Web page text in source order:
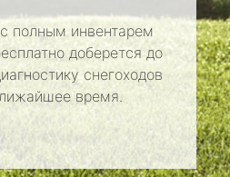
полным инвентарем
доберется до
снегоходов
время.